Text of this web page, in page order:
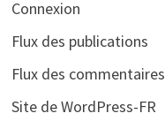
Connexion
Flux des publications
Flux des commentaires
Site de WordPress-FR